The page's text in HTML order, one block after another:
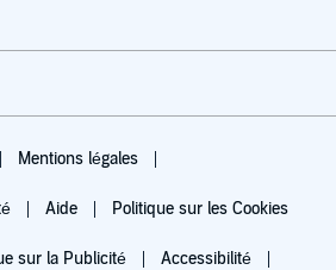
Mentions légales
Aide Politique sur les Cookies
sur la Publicité Accessibilité